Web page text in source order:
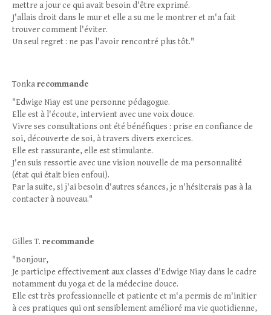
mettre a jour ce qui avait besoin d'être exprimé.
J'allais droit dans le mur et elle a su me le montrer et m'a fait
trouver comment l'éviter.
Un seul regret : ne pas l'avoir rencontré plus tôt."
Tonkarecommande
"Edwige Niay est une personne pédagogue.
Elle est à l'écoute, intervient avec une voix douce.
Vivre ses consultations ont été bénéfiques : prise en confiance de
soi, découverte de soi, à travers divers exercices.
Elle est rassurante, elle est stimulante.
J'en suis ressortie avec une vision nouvelle de ma personnalité
(état qui était bien enfoui).
Par la suite, si j'ai besoin d'autres séances, je n'hésiterais pas à la
contacter à nouveau."
Gilles T. recommande
"Bonjour,
Je participe effectivement aux classes d'Edwige Niay dans le cadre
notamment du yoga et de la médecine douce.
Elle est très professionnelle et patiente et m'a permis de m'initier
à ces pratiques qui ont sensiblement amélioré ma vie quotidienne,